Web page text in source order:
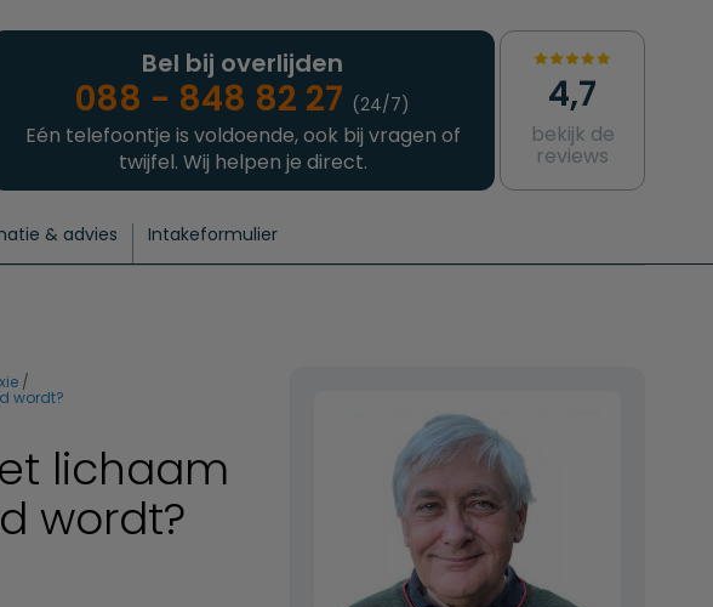
Bel bij overlijden
088 - 848 82 27 (24/7)
Eén telefoontje is voldoende, ook bij vragen of
twijfel. Wij helpen je direct.
4,7
bekijk de
reviews
& advies Intakeformulier
wordt?
lichaam
wordt?